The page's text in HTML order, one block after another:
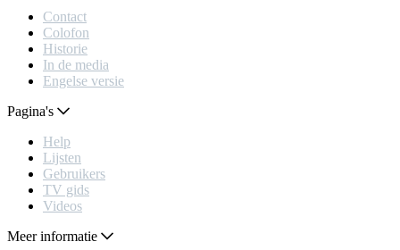
Contact
Colofon
Historie
In de media
Engelse versie
Pagina's
Help
Lijsten
Gebruikers
TV gids
Videos
Meer informatie